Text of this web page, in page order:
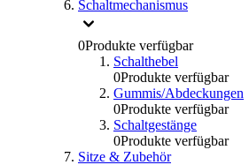
Schaltmechanismus
0Produkte verfügbar
Schalthebel
0Produkte verfügbar
Gummis/Abdeckungen
0Produkte verfügbar
Schaltgestänge
0Produkte verfügbar
Sitze & Zubehör